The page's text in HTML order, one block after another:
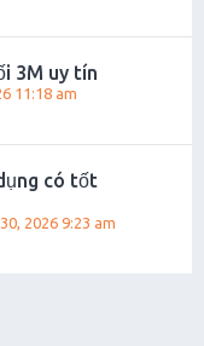
3M uy tín
11:18 am
có tốt
2026 9:23 am